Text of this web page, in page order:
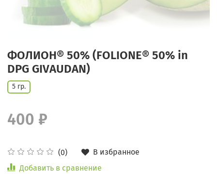
ФОЛИОН® 50% (FOLIONE® 50% in
DPG GIVAUDAN)
(0)
В избранное
Добавить в сравнение
5 гр.
400 ₽